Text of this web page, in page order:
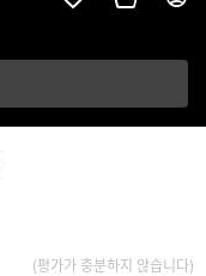
(평가가 충분하지 않습니다)